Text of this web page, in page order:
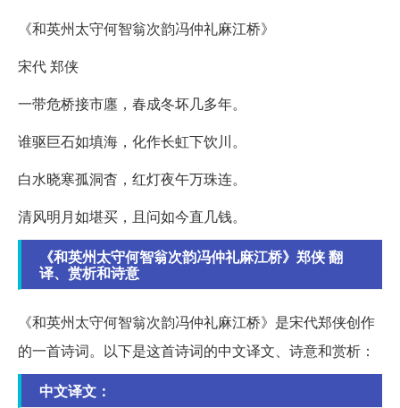
《和英州太守何智翁次韵冯仲礼麻江桥》
宋代 郑侠
一带危桥接市廛，春成冬坏几多年。
谁驱巨石如填海，化作长虹下饮川。
白水晓寒孤洞杳，红灯夜午万珠连。
清风明月如堪买，且问如今直几钱。
《和英州太守何智翁次韵冯仲礼麻江桥》郑侠 翻
译、赏析和诗意
《和英州太守何智翁次韵冯仲礼麻江桥》是宋代郑侠创作
的一首诗词。以下是这首诗词的中文译文、诗意和赏析：
中文译文：